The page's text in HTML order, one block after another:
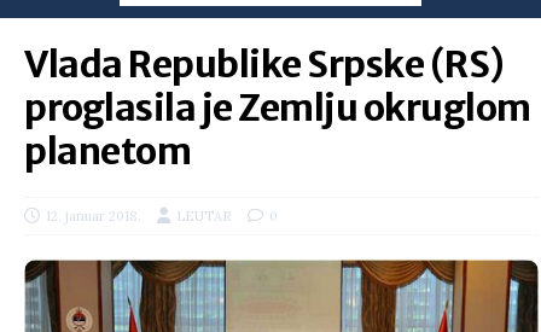
Vlada Republike Srpske (RS)
proglasila je Zemlju okruglom
planetom
12. januar 2018. LEUTAR 0